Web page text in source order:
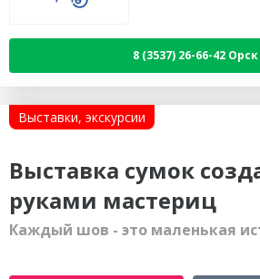
8 (3537) 26-66-42
Выставки, экскурсии
Выставка сумок
руками мастериц
Каждый шов - это маленькая